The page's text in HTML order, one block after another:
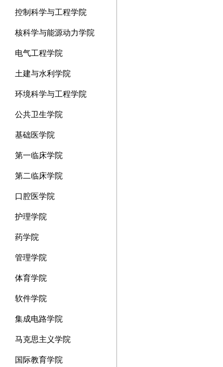
控制科学与工程学院
核科学与能源动力学院
电气工程学院
土建与水利学院
环境科学与工程学院
公共卫生学院
基础医学院
第一临床学院
第二临床学院
口腔医学院
护理学院
药学院
管理学院
体育学院
软件学院
集成电路学院
马克思主义学院
国际教育学院